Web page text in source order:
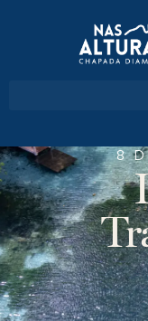
8